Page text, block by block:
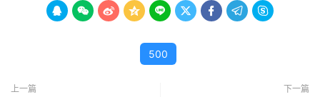
        
500
上一篇 下一篇